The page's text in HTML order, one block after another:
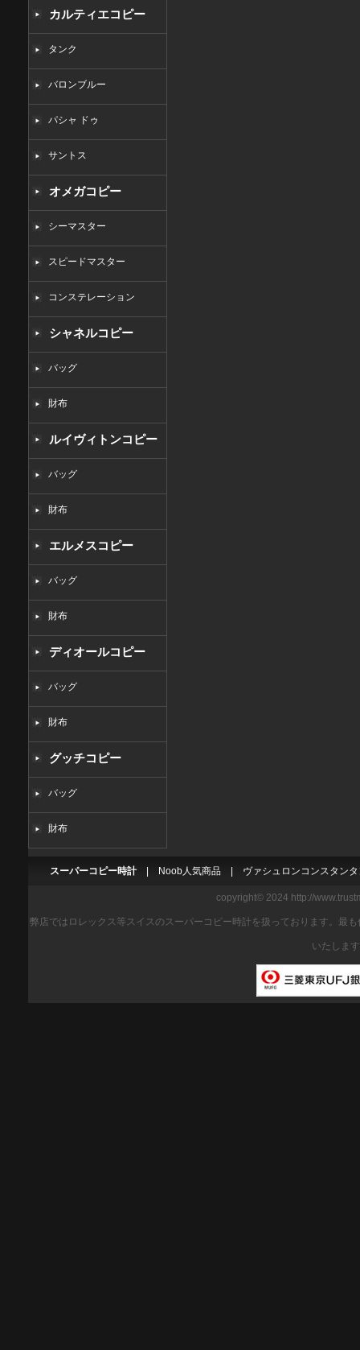
カルティエコピー
タンク
バロンブルー
パシャ ドゥ
サントス
オメガコピー
シーマスター
スピードマスター
コンステレーション
シャネルコピー
バッグ
財布
ルイヴィトンコピー
バッグ
財布
エルメスコピー
バッグ
財布
ディオールコピー
バッグ
財布
グッチコピー
バッグ
財布
スーパーコピー時計 Noob人気商品 ヴァシュロンコンスタン
copyright© 2024 http://
弊店ではロレックス等スイスのスーパーコピー時計を扱っております。最
いたしま